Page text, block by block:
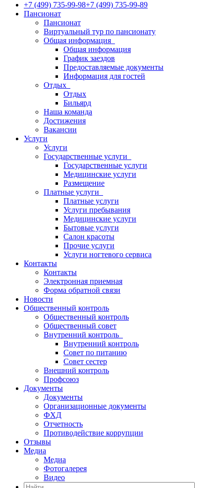
+7 (499) 735-99-98+7 (499) 735-99-89
Пансионат
Пансионат
Виртуальный тур по пансионату
Общая информация
Общая информация
График заездов
Предоставляемые документы
Информация для гостей
Отдых
Отдых
Бильярд
Наша команда
Достижения
Вакансии
Услуги
Услуги
Государственные услуги
Государственные услуги
Медицинские услуги
Размещение
Платные услуги
Платные услуги
Услуги пребывания
Медицинские услуги
Бытовые услуги
Салон красоты
Прочие услуги
Услуги ногтевого сервиса
Контакты
Контакты
Электронная приемная
Форма обратной связи
Новости
Общественный контроль
Общественный контроль
Общественный совет
Внутренний контроль
Внутренний контроль
Совет по питанию
Совет сестер
Внешний контроль
Профсоюз
Документы
Документы
Организационные документы
ФХД
Отчетность
Противодействие коррупции
Отзывы
Медиа
Медиа
Фотогалерея
Видео